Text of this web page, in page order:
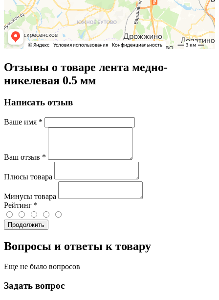
Отзывы о товаре лента медно-
никелевая 0.5 мм
Написать отзыв
Ваше имя *
Ваш отзыв *
Плюсы товара
Минусы товара
Рейтинг *
Продолжить
Вопросы и ответы к товару
Еще не было вопросов
Задать вопрос